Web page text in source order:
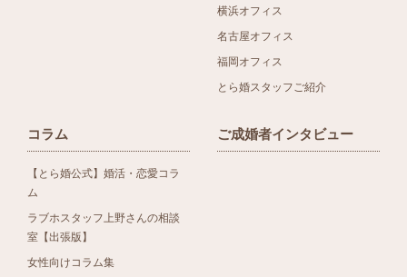
横浜オフィス
名古屋オフィス
福岡オフィス
とら婚スタッフご紹介
コラム
【とら婚公式】婚活・恋愛コラ
ム
ラブホスタッフ上野さんの相談
室【出張版】
女性向けコラム集
ご成婚者インタビュー